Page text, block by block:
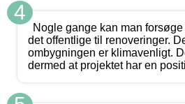
4
Nogle gange kan man
det offentlige til renoveringer.
ombygningen er klimavenligt.
dermed at projektet har en